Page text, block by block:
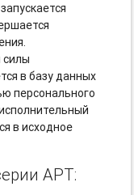
силы
в базу данных
персонального
в исходное
APT: